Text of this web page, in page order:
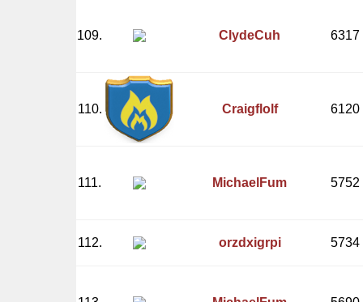
109. ClydeCuh 6317
110. Craigflolf 6120
111. MichaelFum 5752
112. orzdxigrpi 5734